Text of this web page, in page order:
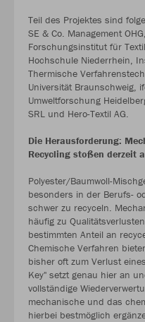
Teil des Projektes sind
SE & Co. Management
Forschungsinstitut für
Hochschule Niederrhein,
Thermische
Universität Braunschweig,
Umweltforschung
SRL und Hero-Textil AG.
Die Herausforderung:
Recycling stoßen derzeit
Polyester/Baumwoll-
besonders in der Berufs-
schwer zu recyceln.
häufig zu
bestimmten Anteil an
Chemische Verfahren
bisher oft zum Verlust
Key" setzt genau hier an
vollständige
mechanische und das
hierbei bestmöglich